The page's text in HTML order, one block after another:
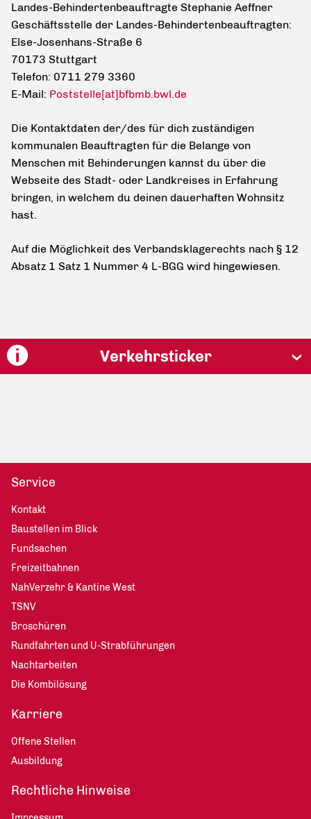
Landes-Behindertenbeauftragte Stephanie Aeffner
Geschäftsstelle der Landes-Behindertenbeauftragten:
Else-Josenhans-Straße 6
70173 Stuttgart
Telefon: 0711 279 3360
E-Mail: Poststelle[at]bfbmb.bwl.de
Die Kontaktdaten der/des für dich zuständigen
kommunalen Beauftragten für die Belange von
Menschen mit Behinderungen kannst du über die
Webseite des Stadt- oder Landkreises in Erfahrung
bringen, in welchem du deinen dauerhaften Wohnsitz
hast.
Auf die Möglichkeit des Verbandsklagerechts nach § 12
Absatz 1 Satz 1 Nummer 4 L-BGG wird hingewiesen.
Verkehrsticker
Service
Kontakt
Baustellen im Blick
Fundsachen
Freizeitbahnen
NahVerzehr & Kantine West
TSNV
Broschüren
Rundfahrten und U-Strabführungen
Nachtarbeiten
Die Kombilösung
Karriere
Offene Stellen
Ausbildung
Rechtliche Hinweise